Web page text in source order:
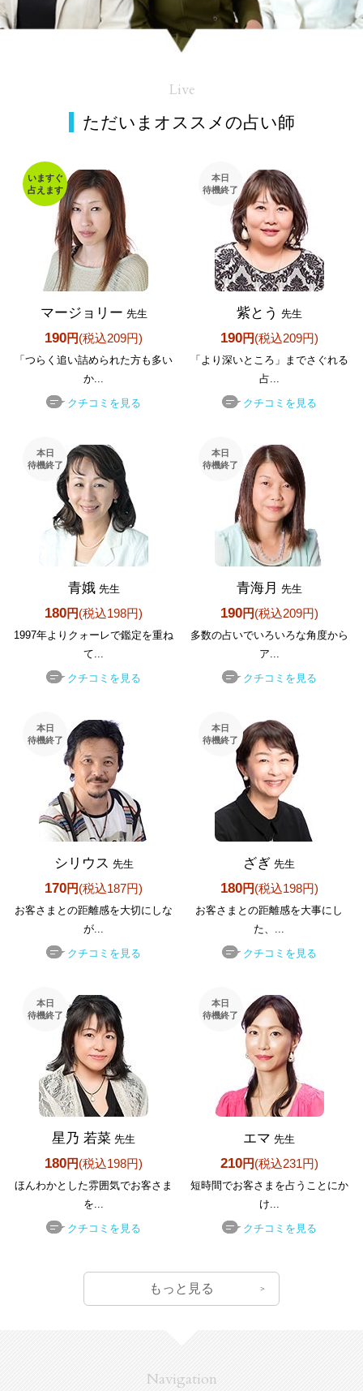
Live
ただいまオススメの占い師
いますぐ
占えます
マージョリー 先生
190円(税込209円)
「つらく追い詰められた方も多い
か...
クチコミを見る
本日
待機終了
紫とう 先生
190円(税込209円)
「より深いところ」までさぐれる
占...
クチコミを見る
本日
待機終了
青娥 先生
180円(税込198円)
1997年よりクォーレで鑑定を重ね
て...
クチコミを見る
本日
待機終了
青海月 先生
190円(税込209円)
多数の占いでいろいろな角度から
ア...
クチコミを見る
本日
待機終了
シリウス 先生
170円(税込187円)
お客さまとの距離感を大切にしな
が...
クチコミを見る
本日
待機終了
ざぎ 先生
180円(税込198円)
お客さまとの距離感を大事にし
た、...
クチコミを見る
本日
待機終了
星乃 若菜 先生
180円(税込198円)
ほんわかとした雰囲気でお客さま
を...
クチコミを見る
本日
待機終了
エマ 先生
210円(税込231円)
短時間でお客さまを占うことにか
け...
クチコミを見る
もっと見る
Navigation